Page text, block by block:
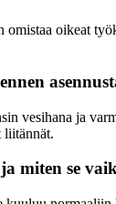
oikeat
vesihana ja
liitännät.
miten se